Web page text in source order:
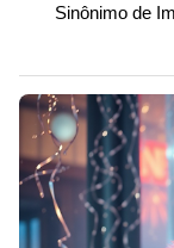
Sinônimo de